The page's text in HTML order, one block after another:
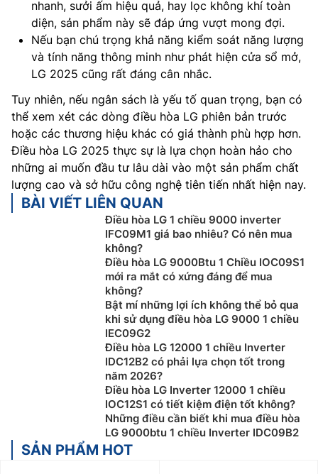
nhanh, sưởi ấm hiệu quả, hay lọc không khí toàn
diện, sản phẩm này sẽ đáp ứng vượt mong đợi.
Nếu bạn chú trọng khả năng kiểm soát năng lượng
và tính năng thông minh như phát hiện cửa sổ mở,
LG 2025 cũng rất đáng cân nhắc.
Tuy nhiên, nếu ngân sách là yếu tố quan trọng, bạn có
thể xem xét các dòng điều hòa LG phiên bản trước
hoặc các thương hiệu khác có giá thành phù hợp hơn.
Điều hòa LG 2025 thực sự là lựa chọn hoàn hảo cho
những ai muốn đầu tư lâu dài vào một sản phẩm chất
lượng cao và sở hữu công nghệ tiên tiến nhất hiện nay.
BÀI VIẾT LIÊN QUAN
Điều hòa LG 1 chiều 9000 inverter
IFC09M1 giá bao nhiêu? Có nên mua
không?
Điều hòa LG 9000Btu 1 Chiều IOC09S1
mới ra mắt có xứng đáng để mua
không?
Bật mí những lợi ích không thể bỏ qua
khi sử dụng điều hòa LG 9000 1 chiều
IEC09G2
Điều hòa LG 12000 1 chiều Inverter
IDC12B2 có phải lựa chọn tốt trong
năm 2026?
Điều hòa LG Inverter 12000 1 chiều
IOC12S1 có tiết kiệm điện tốt không?
Những điều cần biết khi mua điều hòa
LG 9000btu 1 chiều Inverter IDC09B2
SẢN PHẨM HOT